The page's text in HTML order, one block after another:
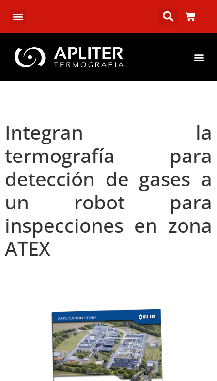
Integran la
termografía para
detección de gases a
un robot para
inspecciones en zona
ATEX